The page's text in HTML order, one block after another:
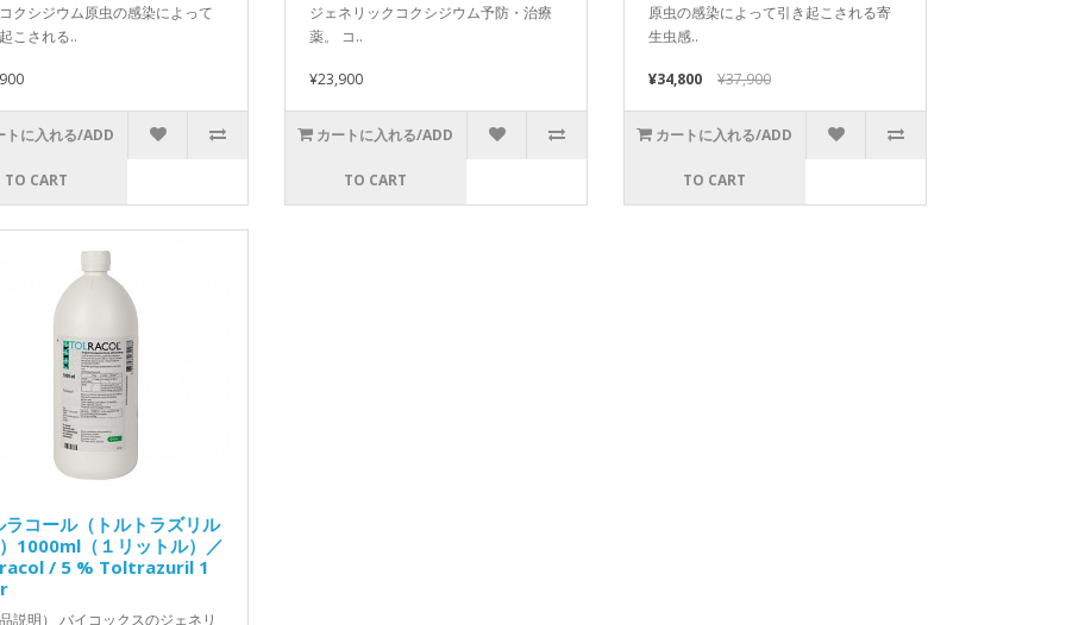
クシジウム原虫の感染によって
こされる..
トに入れる/ADD
TO CART
ジェネリックコクシジウム予防・治療
薬。 コ..
¥23,900
カートに入れる/ADD
TO CART
原虫の感染によって引き起こされる寄
生虫感..
¥34,800 ¥37,900
カートに入れる/ADD
TO CART
ラコール（トルトラズリル
1000ml（１リットル）／
/ 5 % Toltrazuril 1
品説明） バイコックスのジェネリ